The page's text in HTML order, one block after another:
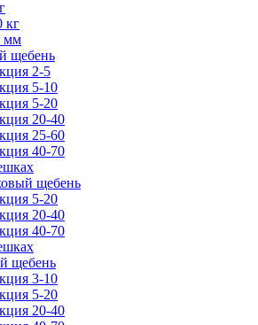
кг
мм
щебень
2-5
5-10
5-20
20-40
25-60
40-70
щебень
5-20
20-40
40-70
щебень
3-10
5-20
20-40